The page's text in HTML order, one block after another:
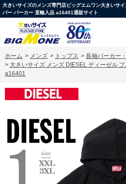
大きいサイズのメンズ専門店ビッグエムワン大きいサ
バー パーカー 直輸入品 a16401通販サイト
ホーム > メンズ > トップス > 長袖パーカー
> 大きいサイズ メンズ DIESEL ディーゼル
a16401